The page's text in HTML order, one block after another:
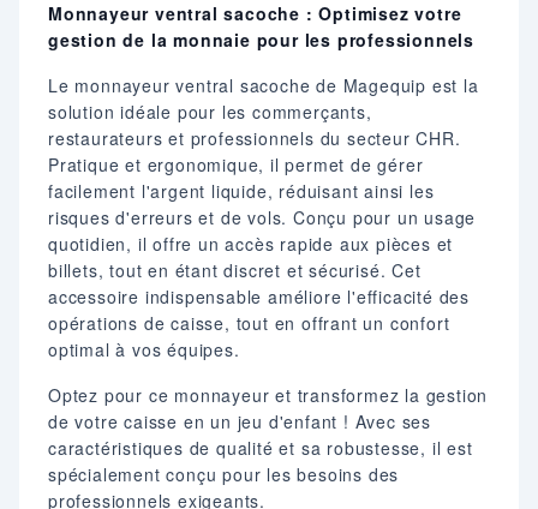
Monnayeur ventral sacoche : Optimisez votre
gestion de la monnaie pour les professionnels
Le monnayeur ventral sacoche de Magequip est la
solution idéale pour les commerçants,
restaurateurs et professionnels du secteur CHR.
Pratique et ergonomique, il permet de gérer
facilement l'argent liquide, réduisant ainsi les
risques d'erreurs et de vols. Conçu pour un usage
quotidien, il offre un accès rapide aux pièces et
billets, tout en étant discret et sécurisé. Cet
accessoire indispensable améliore l'efficacité des
opérations de caisse, tout en offrant un confort
optimal à vos équipes.
Optez pour ce monnayeur et transformez la gestion
de votre caisse en un jeu d'enfant ! Avec ses
caractéristiques de qualité et sa robustesse, il est
spécialement conçu pour les besoins des
professionnels exigeants.